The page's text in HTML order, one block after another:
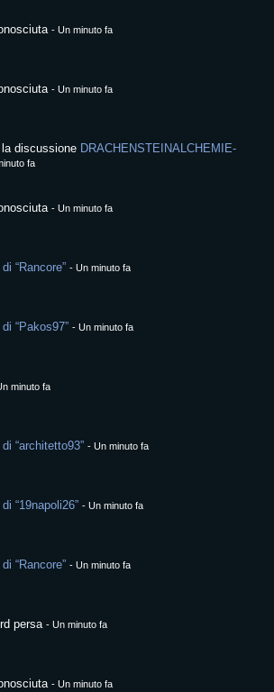
- Un minuto fa
- Un minuto fa
discussione DRACHENSTEINALCHEMIE-
fa
- Un minuto fa
“Rancore” - Un minuto fa
“Pakos97” - Un minuto fa
minuto fa
“architetto93” - Un minuto fa
“19napoli26” - Un minuto fa
“Rancore” - Un minuto fa
persa - Un minuto fa
- Un minuto fa